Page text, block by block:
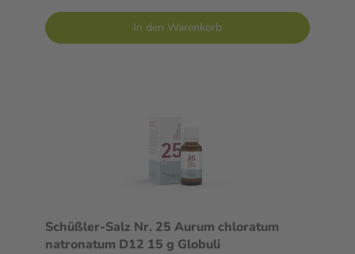
In den Warenkorb
Schüßler-Salz Nr. 25 Aurum chloratum
natronatum D12 15 g Globuli